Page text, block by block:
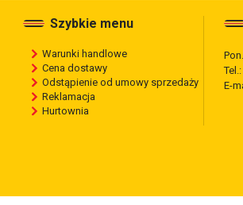
Szybkie menu
Warunki handlowe
Cena dostawy
Odstąpienie od umowy sprzedaży
Reklamacja
Hurtownia
E-